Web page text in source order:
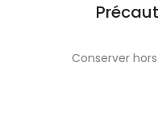
Conserver